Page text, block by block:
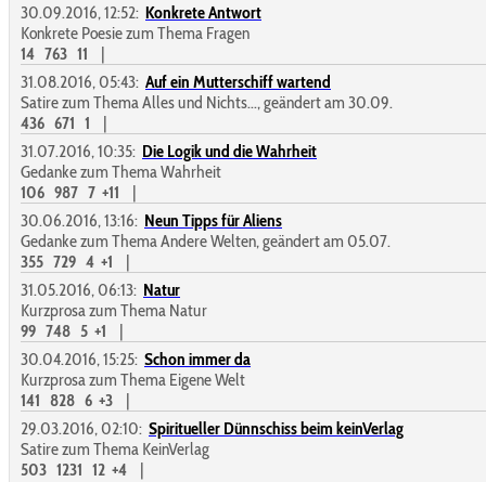
30.09.2016, 12:52: Konkrete Antwort
Konkrete Poesie zum Thema Fragen
14 763 11
|
31.08.2016, 05:43: Auf ein Mutterschiff wartend
Satire zum Thema Alles und Nichts..., geändert am 30.09.
436 671 1
|
31.07.2016, 10:35: Die Logik und die Wahrheit
Gedanke zum Thema Wahrheit
106 987 7 +11
|
30.06.2016, 13:16: Neun Tipps für Aliens
Gedanke zum Thema Andere Welten, geändert am 05.07.
355 729 4 +1
|
31.05.2016, 06:13: Natur
Kurzprosa zum Thema Natur
99 748 5 +1
|
30.04.2016, 15:25: Schon immer da
Kurzprosa zum Thema Eigene Welt
141 828 6 +3
|
29.03.2016, 02:10: Spiritueller Dünnschiss beim keinVerlag
Satire zum Thema KeinVerlag
503 1231 12 +4 |